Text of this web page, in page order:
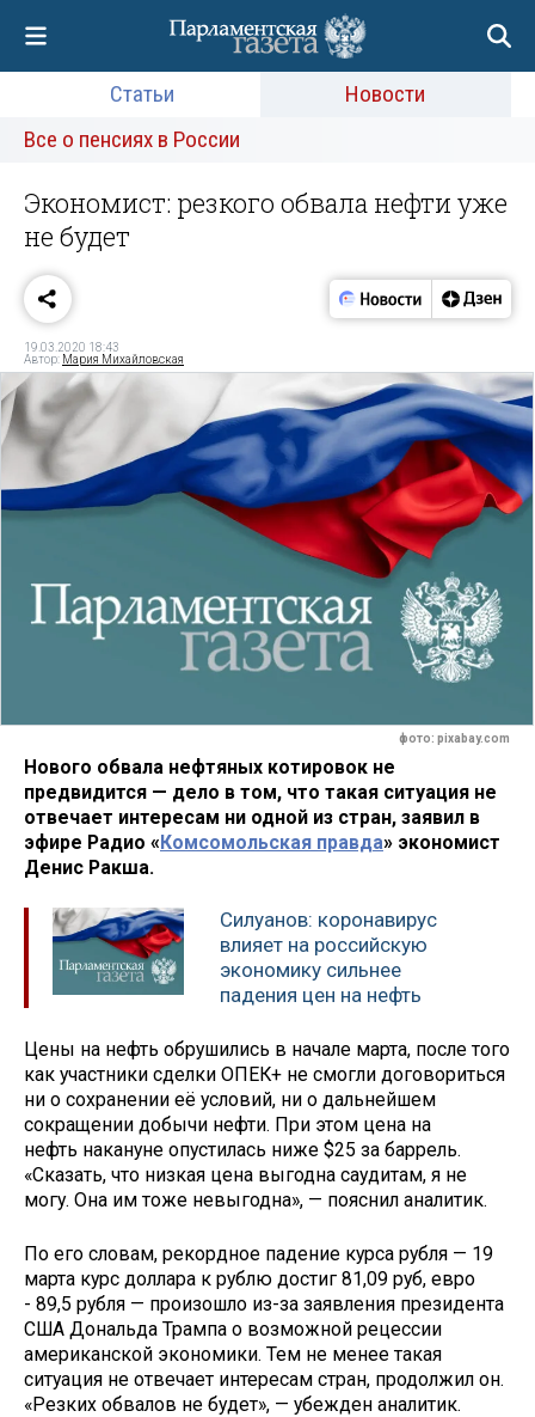
Статьи
Новости
Все о пенсиях в России
Экономист: резкого обвала нефти уже
не будет
19.03.2020 18:43
Автор: Мария Михайловская
фото: pixabay.com
Нового обвала нефтяных котировок не
предвидится — дело в том, что такая ситуация не
отвечает интересам ни одной из стран, заявил в
эфире Радио «Комсомольская правда» экономист
Денис Ракша.
Силуанов: коронавирус
влияет на российскую
экономику сильнее
падения цен на нефть
Цены на нефть обрушились в начале марта, после того
как участники сделки ОПЕК+ не смогли договориться
ни о сохранении её условий, ни о дальнейшем
сокращении добычи нефти. При этом цена на
нефть накануне опустилась ниже $25 за баррель.
«Сказать, что низкая цена выгодна саудитам, я не
могу. Она им тоже невыгодна», — пояснил аналитик.
По его словам, рекордное падение курса рубля — 19
марта курс доллара к рублю достиг 81,09 руб, евро
- 89,5 рубля — произошло из-за заявления президента
США Дональда Трампа о возможной рецессии
американской экономики. Тем не менее такая
ситуация не отвечает интересам стран, продолжил он.
«Резких обвалов не будет», — убежден аналитик.